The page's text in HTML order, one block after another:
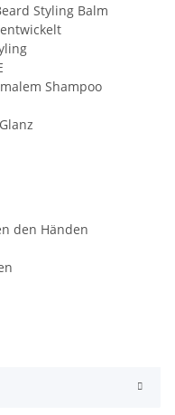
Styling Balm
Shampoo
den Händen